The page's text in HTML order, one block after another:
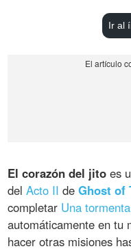
Ir al
El corazón del jito es
delActo II deGhost of
completar Una
automáticamente en tu
hacer otras misiones